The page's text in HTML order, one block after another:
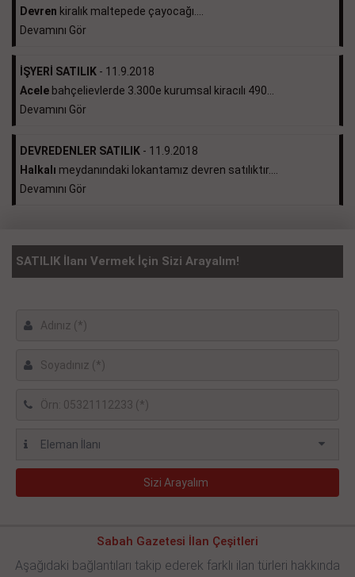
Devren kiralık maltepede çayocağı....
Devamını Gör
İŞYERİ SATILIK - 11.9.2018
Acele bahçelievlerde 3.300e kurumsal kiracılı 490...
Devamını Gör
DEVREDENLER SATILIK - 11.9.2018
Halkalı meydanındaki lokantamız devren satılıktır....
Devamını Gör
SATILIK İlanı Vermek İçin Sizi Arayalım!
Sabah Gazetesi İlan Çeşitleri
Aşağıdaki bağlantıları takip ederek farklı ilan türleri hakkında